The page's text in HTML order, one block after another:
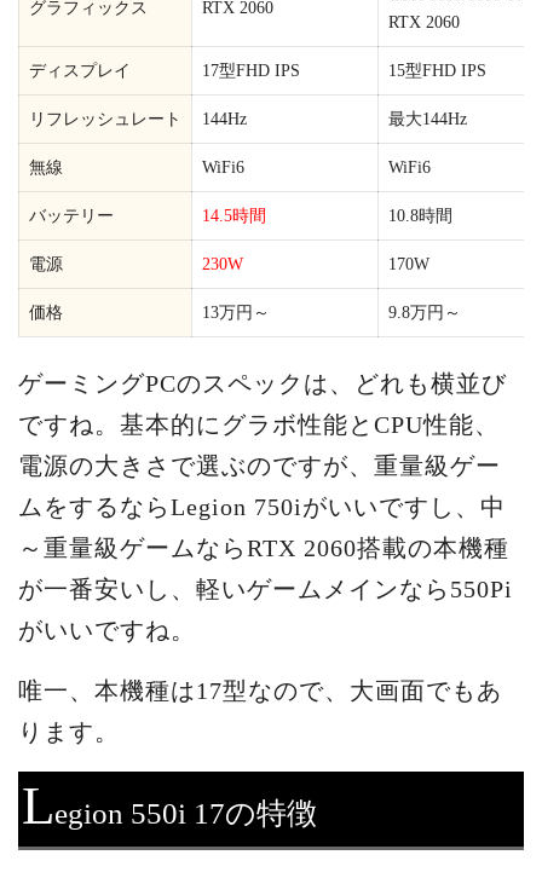
グラフィックス RTX 2060
RTX 2060
ディスプレイ 17型FHD IPS 15型FHD IPS
リフレッシュレート 144Hz 最大144Hz
無線 WiFi6 WiFi6
バッテリー 14.5時間 10.8時間
電源 230W 170W
価格 13万円～ 9.8万円～
ゲーミングPCのスペックは、どれも横並び
ですね。基本的にグラボ性能とCPU性能、
電源の大きさで選ぶのですが、重量級ゲー
ムをするならLegion 750iがいいですし、中
～重量級ゲームならRTX 2060搭載の本機種
が一番安いし、軽いゲームメインなら550Pi
がいいですね。
唯一、本機種は17型なので、大画面でもあ
ります。
Legion 550i 17の特徴